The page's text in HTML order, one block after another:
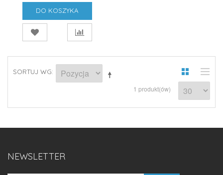
DO KOSZYKA
SORTUJ WG
1 produkt(ów)
NEWSLETTER